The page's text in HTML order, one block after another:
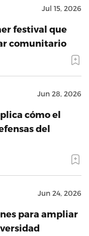
Jul 15, 2026
festival que
comunitario
Jun 28, 2026
cómo el
del
Jun 24, 2026
para ampliar